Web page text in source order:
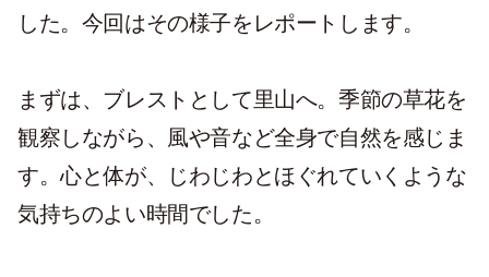
した。今回はその様子をレポートします。
まずは、ブレストとして里山へ。季節の草花を
観察しながら、風や音など全身で自然を感じま
す。心と体が、じわじわとほぐれていくような
気持ちのよい時間でした。